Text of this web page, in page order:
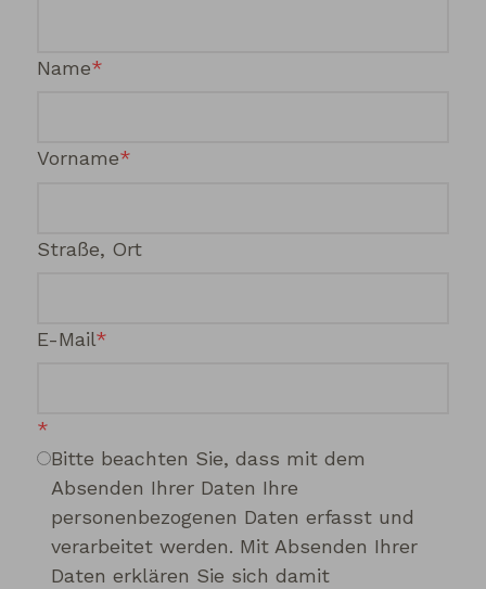
Name
Vorname
Straße, Ort
E-Mail
Bitte beachten Sie, dass mit dem
Absenden Ihrer Daten Ihre
personenbezogenen Daten erfasst und
verarbeitet werden. Mit Absenden Ihrer
Daten erklären Sie sich damit